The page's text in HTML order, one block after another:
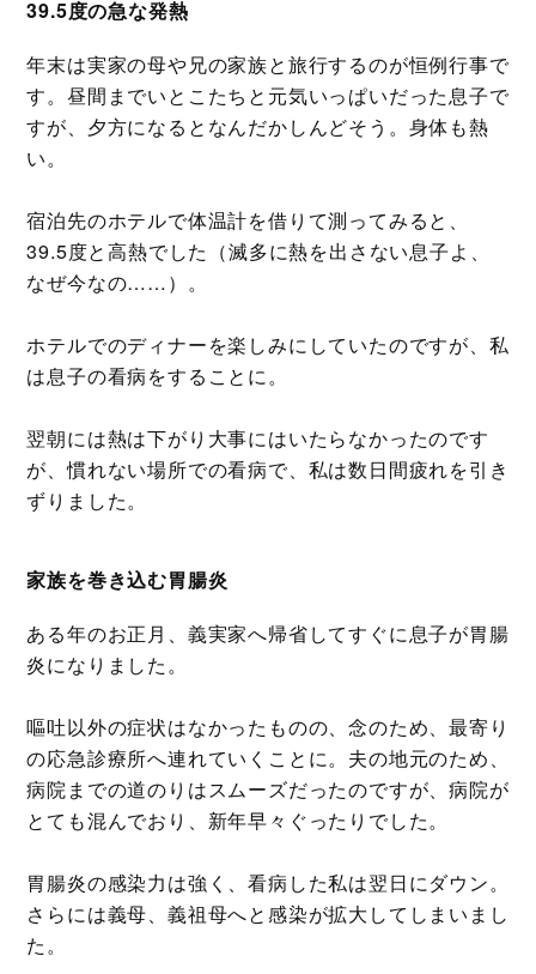
39.5度の急な発熱
年末は実家の母や兄の家族と旅行するのが恒例行事で
す。昼間までいとこたちと元気いっぱいだった息子で
すが、夕方になるとなんだかしんどそう。身体も熱
い。
宿泊先のホテルで体温計を借りて測ってみると、
39.5度と高熱でした（滅多に熱を出さない息子よ、
なぜ今なの……）。
ホテルでのディナーを楽しみにしていたのですが、私
は息子の看病をすることに。
翌朝には熱は下がり大事にはいたらなかったのです
が、慣れない場所での看病で、私は数日間疲れを引き
ずりました。
家族を巻き込む胃腸炎
ある年のお正月、義実家へ帰省してすぐに息子が胃腸
炎になりました。
嘔吐以外の症状はなかったものの、念のため、最寄り
の応急診療所へ連れていくことに。夫の地元のため、
病院までの道のりはスムーズだったのですが、病院が
とても混んでおり、新年早々ぐったりでした。
胃腸炎の感染力は強く、看病した私は翌日にダウン。
さらには義母、義祖母へと感染が拡大してしまいまし
た。